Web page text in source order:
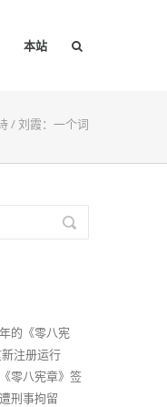
本站
/刘霞：一个词
的《零八宪
注册运行
零八宪章》签
刑事拘留